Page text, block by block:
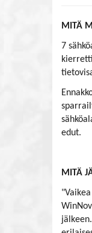
MITÄ
7
edut.
MITÄ